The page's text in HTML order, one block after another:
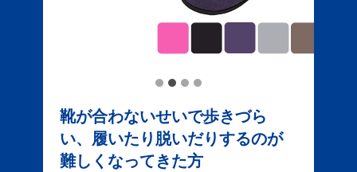
靴が合わないせいで歩きづら
い、履いたり脱いだりするのが
難しくなってきた方